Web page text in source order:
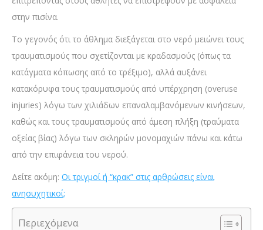
στην πισίνα.
Το γεγονός ότι το άθλημα διεξάγεται στο νερό μειώνει τους
τραυματισμούς που σχετίζονται με κραδασμούς (όπως τα
κατάγματα κόπωσης από το τρέξιμο), αλλά αυξάνει
κατακόρυφα τους τραυματισμούς από υπέρχρηση (overuse
injuries) λόγω των χιλιάδων επαναλαμβανόμενων κινήσεων,
καθώς και τους τραυματισμούς από άμεση πλήξη (τραύματα
οξείας βίας) λόγω των σκληρών μονομαχιών πάνω και κάτω
από την επιφάνεια του νερού.
Δείτε ακόμη: Οι τριγμοί ή “κρακ” στις αρθρώσεις είναι
ανησυχητικοί;
Περιεχόμενα